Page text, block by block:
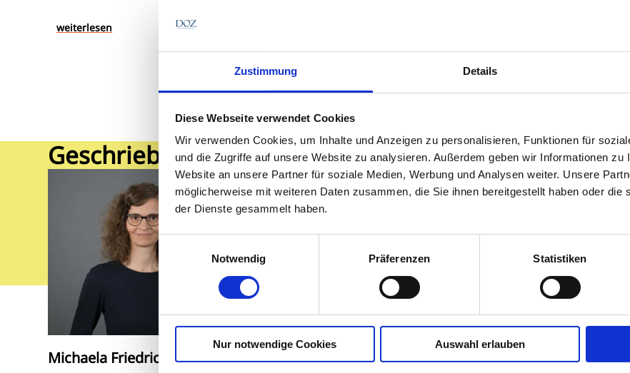
Zustimmung Details
Diese Webseite verwendet Cookies
Wir verwenden Cookies, um Inhalte und Anzeigen zu personalisieren, Funktionen für
und die Zugriffe auf unsere Website zu analysieren. Außerdem geben wir Informationen zu
Website an unsere Partner für soziale Medien, Werbung und Analysen weiter. Unsere
möglicherweise mit weiteren Daten zusammen, die Sie ihnen bereitgestellt haben oder die
der Dienste gesammelt haben.
Einwilligungsauswahl
Notwendig
Präferenzen Statistiken
Nur notwendige Cookies Auswahl erlauben
weiterlesen
Geschrieben von
Michaela Friedrich Stephan Degle